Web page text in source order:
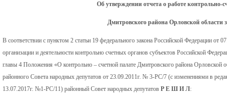
Об утверждении отчета о работе контрольно-
Дмитровского района Орловской области
В соответствии с пунктом 2 статьи 19 федерального закона Российской Федерации
организации и деятельности контрольно счетных органов субъектов Российской
главы 4 Положения «О контрольно – счетной палате Дмитровского района Орловской
районного Совета народных депутатов от 23.09.2011г. № 3-РС/7 (c изменениями в
13.07.2017г. №1-РС/11) районный Совет народных депутатов Р Е Ш И Л: